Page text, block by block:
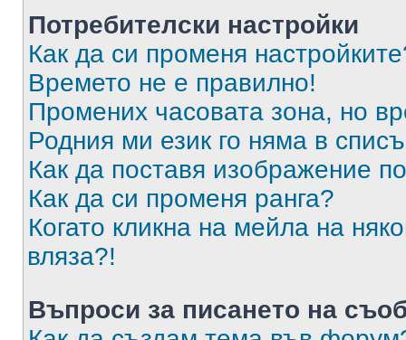
Потребителски настройки
Как да си променя
Времето не е правилно!
Промених часовата зона, но
Родния ми език го няма в
Как да поставя изображение
Как да си променя ранга?
Когато кликна на мейла на
вляза?!
Въпроси за писането на